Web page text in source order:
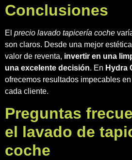
Conclusiones
El precio lavado tapicería coche
son claros. Desde una mejor
valor de reventa, invertir en una
una excelente decisión. En Hydra
ofrecemos resultados impecables
cada cliente.
Preguntas
el lavado de
coche